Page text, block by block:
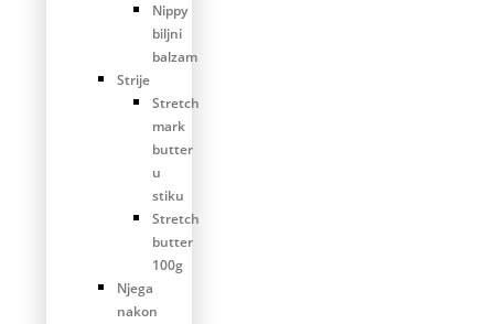
Nippy
biljni
balzam
Strije
Stretch
mark
butter
u
stiku
Stretch
butter
100g
Njega
nakon